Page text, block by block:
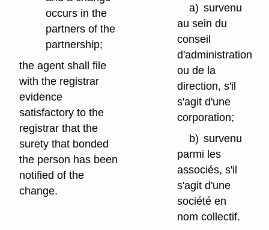
occurs in the
partners of the
partnership;
the agent shall file
with the registrar
evidence
satisfactory to the
registrar that the
surety that bonded
the person has been
notified of the
change.
a) survenu
au sein du
conseil
d'administration
ou de la
direction, s'il
s'agit d'une
corporation;
b) survenu
parmi les
associés, s'il
s'agit d'une
société en
nom collectif.